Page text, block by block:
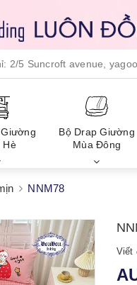
2/5 Suncroft avenue,
Hè
Bộ Drap Giường
Mùa Đông
NNM78
Viết